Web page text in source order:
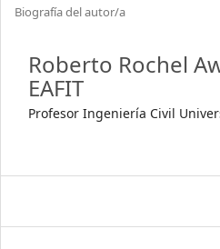
Biografía del autor/a
Roberto Rochel
EAFIT
Profesor Ingeniería Civil